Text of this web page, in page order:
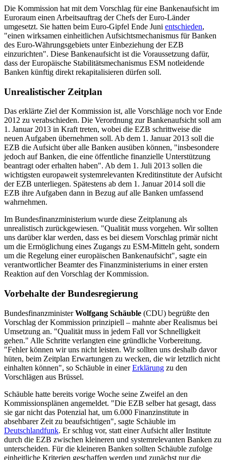
Die Kommission hat mit dem Vorschlag für eine Bankenaufsicht im
Euroraum einen Arbeitsauftrag der Chefs der Euro-Länder
umgesetzt. Sie hatten beim Euro-Gipfel Ende Juni entschieden,
"einen wirksamen einheitlichen Aufsichtsmechanismus für Banken
des Euro-Währungsgebiets unter Einbeziehung der EZB
einzurichten". Diese Bankenaufsicht ist die Voraussetzung dafür,
dass der Europäische Stabilitätsmechanismus ESM notleidende
Banken künftig direkt rekapitalisieren dürfen soll.
Unrealistischer Zeitplan
Das erklärte Ziel der Kommission ist, alle Vorschläge noch vor Ende
2012 zu verabschieden. Die Verordnung zur Bankenaufsicht soll am
1. Januar 2013 in Kraft treten, wobei die EZB schrittweise die
neuen Aufgaben übernehmen soll. Ab dem 1. Januar 2013 soll die
EZB die Aufsicht über alle Banken ausüben können, "insbesondere
jedoch auf Banken, die eine öffentliche finanzielle Unterstützung
beantragt oder erhalten haben". Ab dem 1. Juli 2013 sollen die
wichtigsten europaweit systemrelevanten Kreditinstitute der Aufsicht
der EZB unterliegen. Spätestens ab dem 1. Januar 2014 soll die
EZB ihre Aufgaben dann in Bezug auf alle Banken umfassend
wahrnehmen.
Im Bundesfinanzministerium wurde diese Zeitplanung als
unrealistisch zurückgewiesen. "Qualität muss vorgehen. Wir sollten
uns darüber klar werden, dass es bei diesem Vorschlag primär nicht
um die Ermöglichung eines Zugangs zu ESM-Mitteln geht, sondern
um die Regelung einer europäischen Bankenaufsicht", sagte ein
verantwortlicher Beamter des Finanzministeriums in einer ersten
Reaktion auf den Vorschlag der Kommission.
Vorbehalte der Bundesregierung
BundesfinanzministerWolfgang Schäuble (CDU) begrüßte den
Vorschlag der Kommission prinzipiell – mahnte aber Realismus bei
Umsetzung an. "Qualität muss in jedem Fall vor Schnelligkeit
gehen." Alle Schritte verlangten eine gründliche Vorbereitung.
"Fehler können wir uns nicht leisten. Wir sollten uns deshalb davor
hüten, beim Zeitplan Erwartungen zu wecken, die wir letztlich nicht
einhalten können", so Schäuble in einerErklärung zu den
Vorschlägen aus Brüssel.
Schäuble hatte bereits vorige Woche seine Zweifel an den
Kommissionsplänen angemeldet. "Die EZB selber hat gesagt, dass
sie gar nicht das Potenzial hat, um 6.000 Finanzinstitute in
absehbarer Zeit zu beaufsichtigen", sagte Schäuble im
Deutschlandfunk. Er schlug vor, statt einer Aufsicht aller Institute
durch die EZB zwischen kleineren und systemrelevanten Banken zu
unterscheiden. Für die kleineren Banken sollten Schäuble zufolge
einheitliche Kriterien geschaffen werden und zunächst nur die